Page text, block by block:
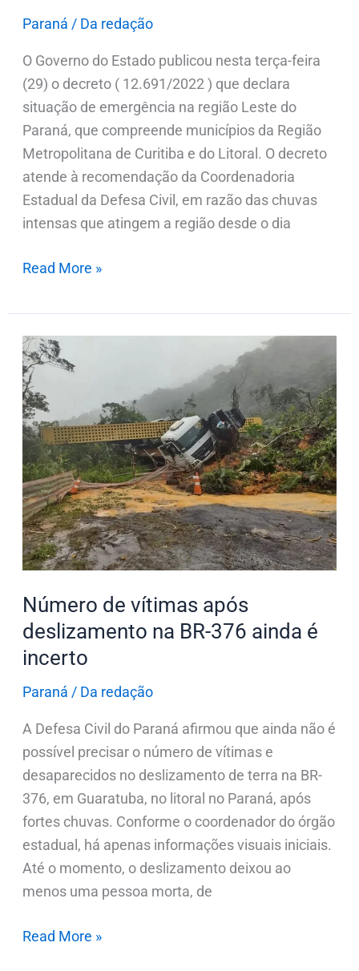
Paraná / Da redação
O Governo do Estado publicou nesta terça-feira
(29) o decreto ( 12.691/2022 ) que declara
situação de emergência na região Leste do
Paraná, que compreende municípios da Região
Metropolitana de Curitiba e do Litoral. O decreto
atende à recomendação da Coordenadoria
Estadual da Defesa Civil, em razão das chuvas
intensas que atingem a região desde o dia
Read More »
Número de vítimas após
deslizamento na BR-376 ainda é
incerto
Paraná / Da redação
A Defesa Civil do Paraná afirmou que ainda não é
possível precisar o número de vítimas e
desaparecidos no deslizamento de terra na BR-
376, em Guaratuba, no litoral no Paraná, após
fortes chuvas. Conforme o coordenador do órgão
estadual, há apenas informações visuais iniciais.
Até o momento, o deslizamento deixou ao
menos uma pessoa morta, de
Número
de
vítimas
após
deslizamento
na
BR-
376
ainda
é
Read More »